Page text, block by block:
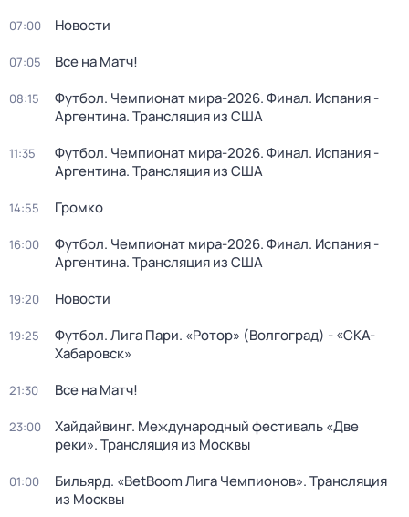
07:00 Новости
07:05 Все на Матч!
08:15
Футбол. Чемпионат мира-2026. Финал. Испания -
Аргентина. Трансляция из США
11:35
Футбол. Чемпионат мира-2026. Финал. Испания -
Аргентина. Трансляция из США
14:55 Громко
16:00
Футбол. Чемпионат мира-2026. Финал. Испания -
Аргентина. Трансляция из США
19:20 Новости
19:25
Футбол. Лига Пари. «Ротор» (Волгоград) - «СКА-
Хабаровск»
21:30 Все на Матч!
23:00
Хайдайвинг. Международный фестиваль «Две
реки». Трансляция из Москвы
01:00
Бильярд. «BetBoom Лига Чемпионов». Трансляция
из Москвы